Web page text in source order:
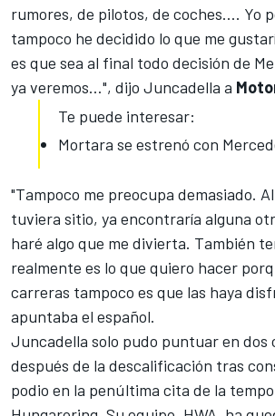
rumores, de pilotos, de coches…. Yo
tampoco he decidido lo que me
es que sea al final todo decisión de
ya veremos…", dijo Juncadella a
Te puede interesar:
Mortara se estrenó con
"Tampoco me preocupa demasiado.
tuviera sitio, ya encontraría alguna
haré algo que me divierta. También
realmente es lo que quiero hacer
carreras tampoco es que las haya
apuntaba el español.
Juncadella solo pudo puntuar en dos
después de la descalificación tras
podio en la penúltima cita de la